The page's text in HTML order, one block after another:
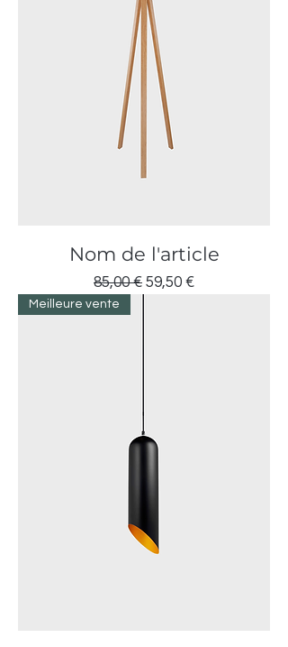
Nom de l'article
Prix original
85,00 € Prix promotionnel
59,50 €
Meilleure vente